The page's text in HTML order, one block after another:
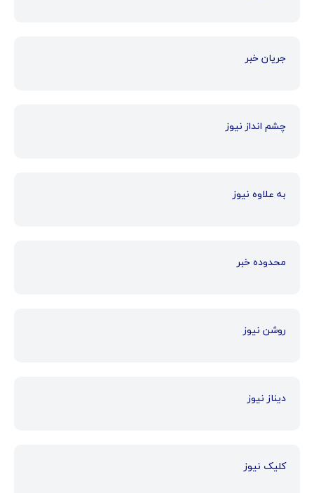
جریان خبر
چشم انداز نیوز
به علاوه نیوز
محدوده خبر
روشن نیوز
دیناز نیوز
کلیک نیوز